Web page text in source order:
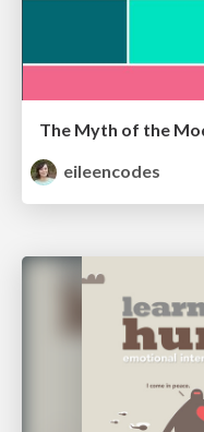
eileencodes